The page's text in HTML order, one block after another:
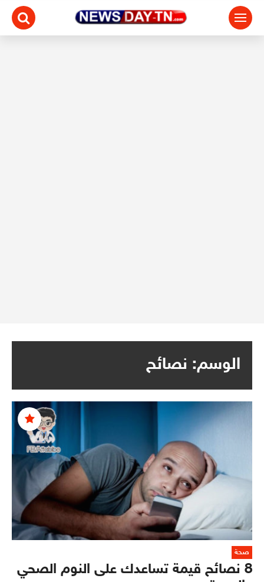
الوسم: نصائح
صحة
8 نصائح قيمة تساعدك على النوم الصحي